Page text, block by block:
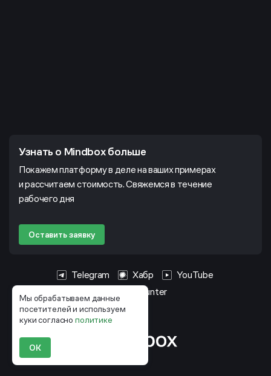
Мы обрабатываем данные
посетителей и используем
куки согласнополитике
ОК
Узнать о Mindbox больше
Покажем платформу в деле на ваших примерах
и рассчитаем стоимость. Свяжемся в течение
рабочего дня
Оставить заявку
Telegram Хабр
YouTube
HeadHunter